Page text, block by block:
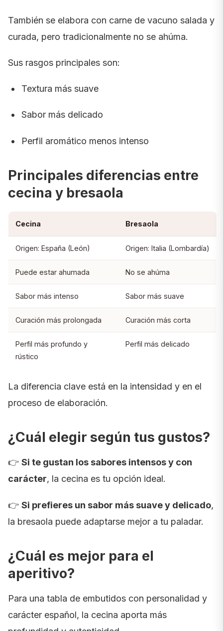
También se elabora con carne de vacuno salada y
curada, pero tradicionalmente no se ahúma.
Sus rasgos principales son:
Textura más suave
Sabor más delicado
Perfil aromático menos intenso
Principales diferencias entre
cecina y bresaola
Cecina Bresaola
Origen: España (León) Origen: Italia (Lombardía)
Puede estar ahumada No se ahúma
Sabor más intenso Sabor más suave
Curación más prolongada Curación más corta
Perfil más profundo y
rústico
Perfil más delicado
La diferencia clave está en la intensidad y en el
proceso de elaboración.
¿Cuál elegir según tus gustos?
👉 Si te gustan los sabores intensos y con
carácter, la cecina es tu opción ideal.
👉 Si prefieres un sabor más suave y delicado,
la bresaola puede adaptarse mejor a tu paladar.
¿Cuál es mejor para el
aperitivo?
Para una tabla de embutidos con personalidad y
carácter español, la cecina aporta más